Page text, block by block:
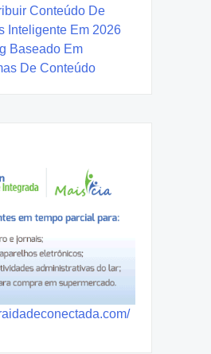
Conteúdo De
Inteligente Em 2026
Baseado Em
De Conteúdo